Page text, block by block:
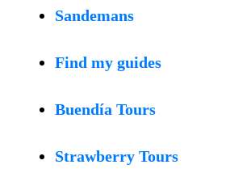
Sandemans
Find my guides
Buendía Tours
Strawberry Tours